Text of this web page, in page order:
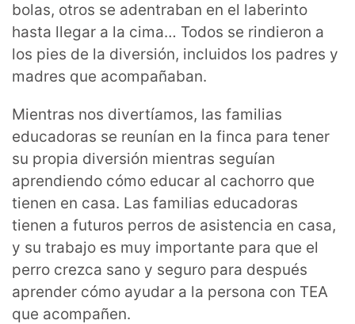
bolas, otros se adentraban en el laberinto
hasta llegar a la cima… Todos se rindieron a
los pies de la diversión, incluidos los padres y
madres que acompañaban.
Mientras nos divertíamos, las familias
educadoras se reunían en la finca para tener
su propia diversión mientras seguían
aprendiendo cómo educar al cachorro que
tienen en casa. Las familias educadoras
tienen a futuros perros de asistencia en casa,
y su trabajo es muy importante para que el
perro crezca sano y seguro para después
aprender cómo ayudar a la persona con TEA
que acompañen.